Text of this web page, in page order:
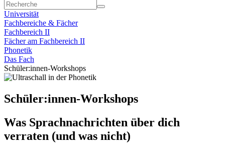
Universität
Fachbereiche & Fächer
Fachbereich II
Fächer am Fachbereich II
Phonetik
Das Fach
Schüler:innen-Workshops
Schüler:innen-Workshops
Was Sprachnachrichten über dich
verraten (und was nicht)